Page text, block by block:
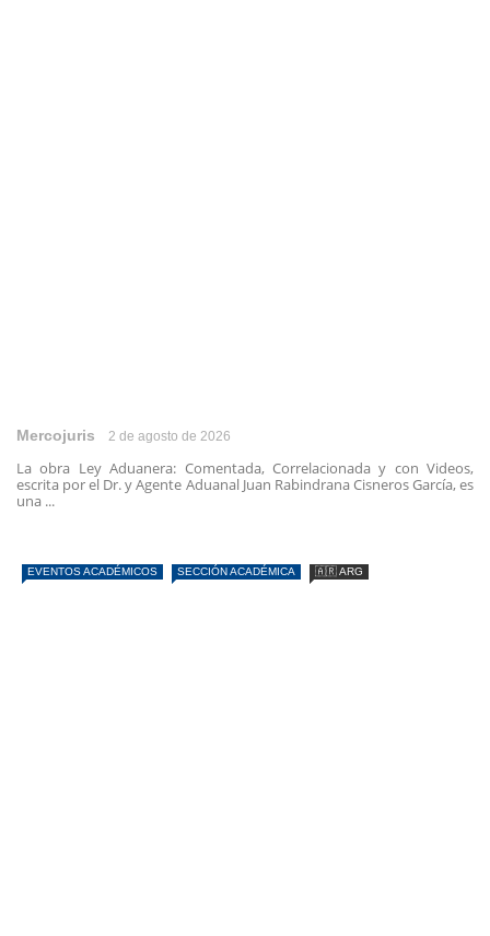
Mercojuris 2 de agosto de 2026
La obra Ley Aduanera: Comentada, Correlacionada y con Videos,
escrita por el Dr. y Agente Aduanal Juan Rabindrana Cisneros García, es
una ...
EVENTOS ACADÉMICOS SECCIÓN ACADÉMICA 🇦🇷 ARG